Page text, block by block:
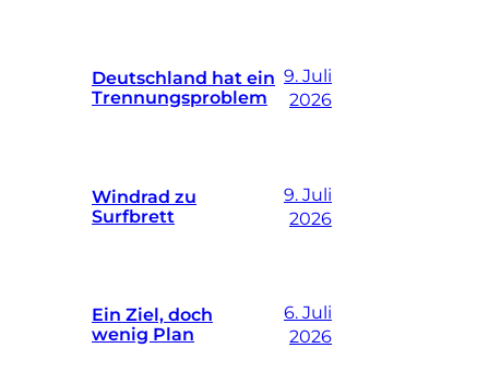
Deutschland hat ein
Trennungsproblem
9. Juli
2026
Windrad zu
Surfbrett
9. Juli
2026
Ein Ziel, doch
wenig Plan
6. Juli
2026